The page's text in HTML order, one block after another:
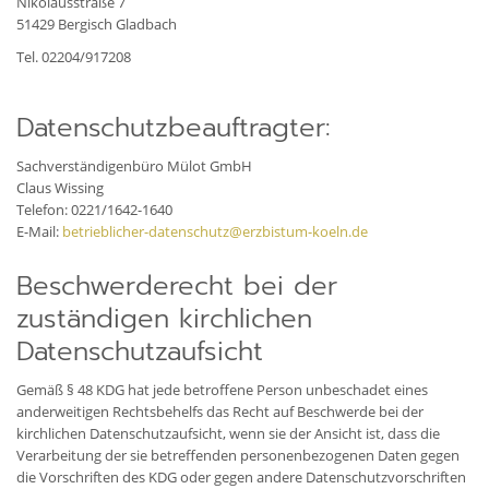
51429 Bergisch Gladbach
Tel. 02204/917208
Datenschutzbeauftragter:
Sachverständigenbüro Mülot GmbH
Claus Wissing
Telefon: 0221/1642-1640
E-Mail: betrieblicher-datenschutz@erzbistum-koeln.de
Beschwerderecht bei der
zuständigen kirchlichen
Datenschutzaufsicht
Gemäß § 48 KDG hat jede betroffene Person unbeschadet eines
anderweitigen Rechtsbehelfs das Recht auf Beschwerde bei der
kirchlichen Datenschutzaufsicht, wenn sie der Ansicht ist, dass die
Verarbeitung der sie betreffenden personenbezogenen Daten gegen
die Vorschriften des KDG oder gegen andere Datenschutzvorschriften